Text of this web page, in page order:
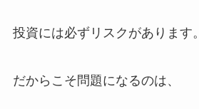
投資には必ずリスクがあります。
だからこそ問題になるのは、